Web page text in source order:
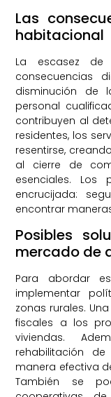
Las
habitacional
La escasez de
consecuencias
disminución
personal
contribuyen al
residentes, los
resentirse,
al cierre de
esenciales. Los
encrucijada:
encontrar
Posibles
mercado de
Para abordar
implementar
zonas rurales.
fiscales a los
viviendas.
rehabilitación
manera efectiva
También se